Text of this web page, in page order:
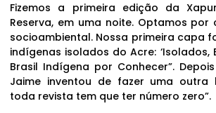
Fizemos a primeira edição da
Reserva, em uma noite. Optamos
socioambiental. Nossa primeira capa
indígenas isolados do Acre: ‘Isolados,
Brasil Indígena por Conhecer”.
Jaime inventou de fazer uma outra
toda revista tem que ter número zero”.